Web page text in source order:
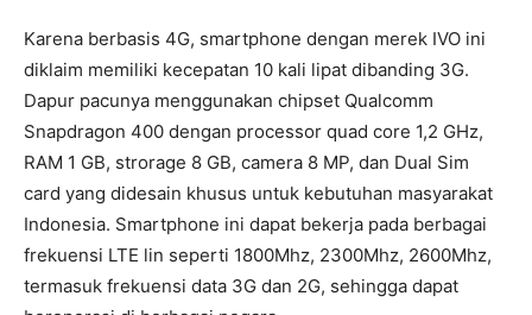
Karena berbasis 4G, smartphone dengan merek IVO ini
diklaim memiliki kecepatan 10 kali lipat dibanding 3G.
Dapur pacunya menggunakan chipset Qualcomm
Snapdragon 400 dengan processor quad core 1,2 GHz,
RAM 1 GB, strorage 8 GB, camera 8 MP, dan Dual Sim
card yang didesain khusus untuk kebutuhan masyarakat
Indonesia. Smartphone ini dapat bekerja pada berbagai
frekuensi LTE lin seperti 1800Mhz, 2300Mhz, 2600Mhz,
termasuk frekuensi data 3G dan 2G, sehingga dapat